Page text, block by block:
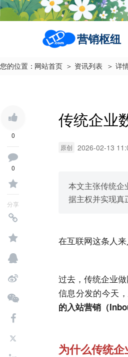
营销枢纽
您的位置： 网站首页 ＞ 资讯列表 ＞ 详
0
0
分享
传统企业
原创 2026-02-13
本文主张传统企
据主权并实现真
在互联网这条人
过去，传统企业
信息分发的今天
的入站营销（
为什么传统